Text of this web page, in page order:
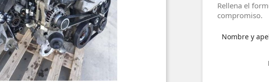
Rellena el
compromiso.
Nombre y